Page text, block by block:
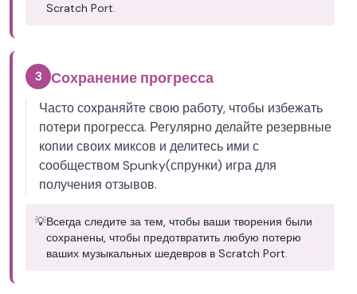
Scratch Port.
3 Сохранение прогресса
Часто сохраняйте свою работу, чтобы избежать
потери прогресса. Регулярно делайте резервные
копии своих миксов и делитесь ими с
сообществом Spunky(спрунки) игра для
получения отзывов.
💡Всегда следите за тем, чтобы ваши творения были
сохранены, чтобы предотвратить любую потерю
ваших музыкальных шедевров в Scratch Port.